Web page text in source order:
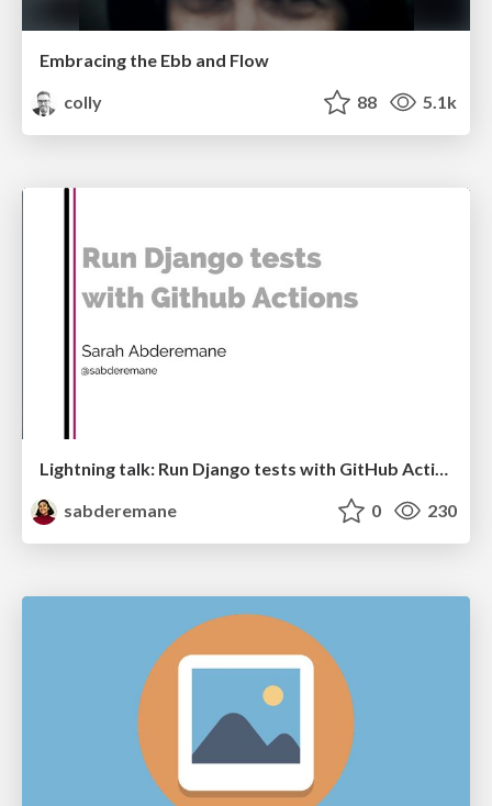
Embracing the Ebb and Flow
colly
88 5.1k
Lightning talk: Run Django tests with GitHub Actions
sabderemane
0 230